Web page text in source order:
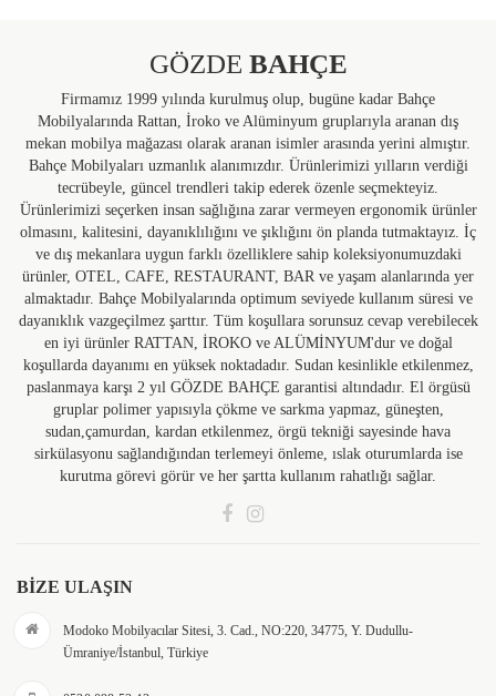
GÖZDE BAHÇE
Firmamız 1999 yılında kurulmuş olup, bugüne kadar Bahçe
Mobilyalarında Rattan, İroko ve Alüminyum gruplarıyla aranan dış
mekan mobilya mağazası olarak aranan isimler arasında yerini almıştır.
Bahçe Mobilyaları uzmanlık alanımızdır. Ürünlerimizi yılların verdiği
tecrübeyle, güncel trendleri takip ederek özenle seçmekteyiz.
Ürünlerimizi seçerken insan sağlığına zarar vermeyen ergonomik ürünler
olmasını, kalitesini, dayanıklılığını ve şıklığını ön planda tutmaktayız. İç
ve dış mekanlara uygun farklı özelliklere sahip koleksiyonumuzdaki
ürünler, OTEL, CAFE, RESTAURANT, BAR ve yaşam alanlarında yer
almaktadır. Bahçe Mobilyalarında optimum seviyede kullanım süresi ve
dayanıklık vazgeçilmez şarttır. Tüm koşullara sorunsuz cevap verebilecek
en iyi ürünler RATTAN, İROKO ve ALÜMİNYUM'dur ve doğal
koşullarda dayanımı en yüksek noktadadır. Sudan kesinlikle etkilenmez,
paslanmaya karşı 2 yıl GÖZDE BAHÇE garantisi altındadır. El örgüsü
gruplar polimer yapısıyla çökme ve sarkma yapmaz, güneşten,
sudan,çamurdan, kardan etkilenmez, örgü tekniği sayesinde hava
sirkülasyonu sağlandığından terlemeyi önleme, ıslak oturumlarda ise
kurutma görevi görür ve her şartta kullanım rahatlığı sağlar.
BIZE ULAŞIN
Modoko Mobilyacılar Sitesi, 3. Cad., NO:220, 34775, Y. Dudullu-
Ümraniye/İstanbul, Türkiye